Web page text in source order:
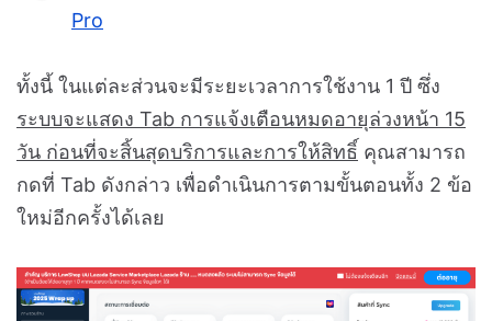
Pro
ทั้งนี้ ในแต่ละส่วนจะมีระยะเวลาการใช้งาน 1 ปี ซึ่ง
ระบบจะแสดง Tab การแจ้งเตือนหมดอายุล่วงหน้า 15
วัน ก่อนที่จะสิ้นสุดบริการและการให้สิทธิ์ คุณสามารถ
กดที่ Tab ดังกล่าว เพื่อดำเนินการตามขั้นตอนทั้ง 2 ข้อ
ใหม่อีกครั้งได้เลย